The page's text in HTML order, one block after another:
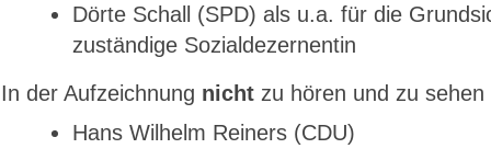
Dörte Schall (SPD) als u.a. für die
zuständige Sozialdezernentin
In der Aufzeichnung nicht zu hören und zu sehen
Hans Wilhelm Reiners (CDU)